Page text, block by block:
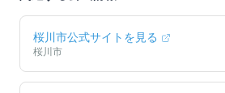
桜川市公式サイトを見る
桜川市